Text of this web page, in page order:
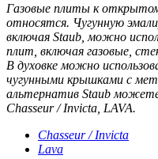
Газовые плиты к
относятся. Чугунную
включая Staub, можно
плит, включая газовые,
В духовке можно
чугунными крышками с
альтернатив Staub
Chasseur / Invicta, LAVA.
Chasseur / Invicta
Lava